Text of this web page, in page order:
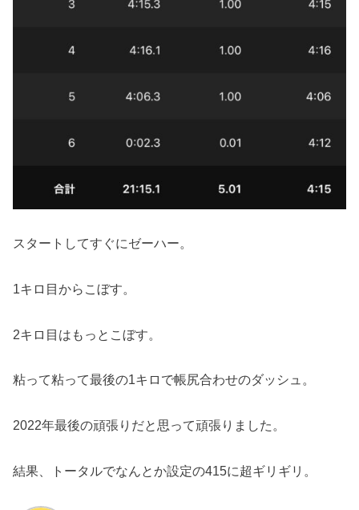
スタートしてすぐにゼーハー。
1キロ目からこぼす。
2キロ目はもっとこぼす。
粘って粘って最後の1キロで帳尻合わせのダッシュ。
2022年最後の頑張りだと思って頑張りました。
結果、トータルでなんとか設定の415に超ギリギリ。